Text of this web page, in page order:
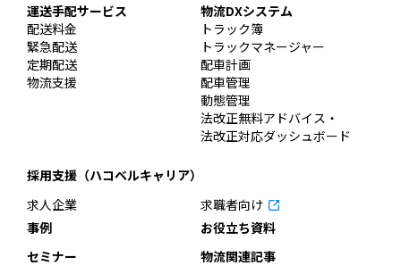
運送手配サービス
配送料金
緊急配送
定期配送
物流支援
物流DXシステム
トラック簿
トラックマネージャー
配車計画
配車管理
動態管理
法改正無料アドバイス・
法改正対応ダッシュボード
採用支援（ハコベルキャリア）
求人企業
求職者向け
事例
お役立ち資料
セミナー
物流関連記事